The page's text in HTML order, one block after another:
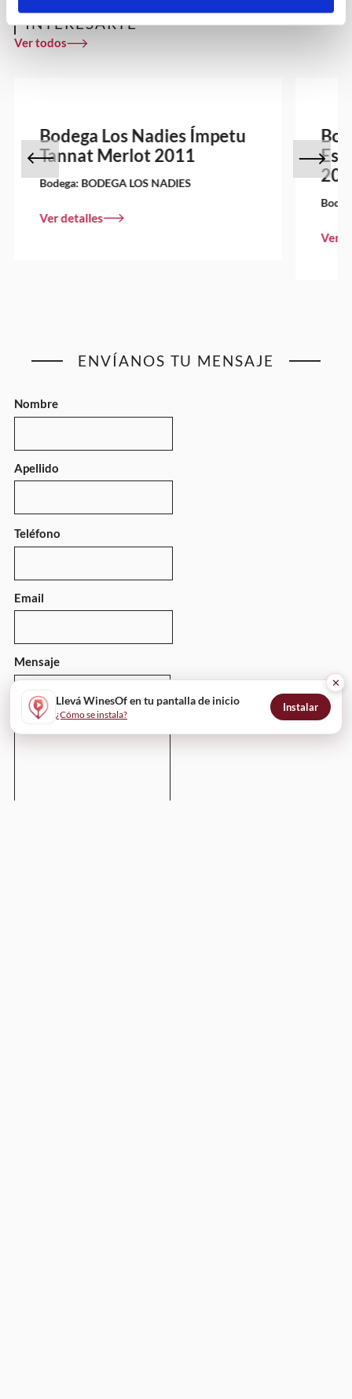
INTERESARTE
Ver todos
Bodega Los Nadies Ímpetu
Tannat Merlot 2011
Bodega: BODEGA LOS NADIES
Ver detalles
Ver
ENVÍANOS TU MENSAJE
Nombre
Apellido
Teléfono
Email
Mensaje
Llevá WinesOf en tu pantalla de inicio
¿Cómo se instala?
Instalar
✕